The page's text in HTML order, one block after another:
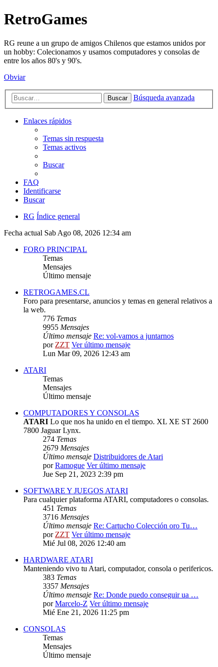
RetroGames
RG reune a un grupo de amigos Chilenos que estamos unidos por
un hobby: Colecionamos y usamos computadores y consolas de
entre los años 80's y 90's.
Obviar
Buscar Búsqueda avanzada
Enlaces rápidos
Temas sin respuesta
Temas activos
Buscar
FAQ
Identificarse
Buscar
RG Índice general
Fecha actual Sab Ago 08, 2026 12:34 am
FORO PRINCIPAL
Temas
Mensajes
Último mensaje
RETROGAMES.CL
Foro para presentarse, anuncios y temas en general relativos a
la web.
776 Temas
9955 Mensajes
Último mensaje Re: vol-vamos a juntarnos
porZZT Ver último mensaje
Lun Mar 09, 2026 12:43 am
ATARI
Temas
Mensajes
Último mensaje
COMPUTADORES Y CONSOLAS
ATARI Lo que nos ha unido en el tiempo. XL XE ST 2600
7800 Jaguar Lynx.
274 Temas
2679 Mensajes
Último mensaje Distribuidores de Atari
porRamogue Ver último mensaje
Jue Sep 21, 2023 2:39 pm
SOFTWARE Y JUEGOS ATARI
Para cualquier plataforma ATARI, computadores o consolas.
451 Temas
3716 Mensajes
Último mensaje Re: Cartucho Colección oro Tu…
porZZT Ver último mensaje
Mié Jul 08, 2026 12:40 am
HARDWARE ATARI
Manteniendo vivo tu Atari, computador, consola o perifericos.
383 Temas
3357 Mensajes
Último mensaje Re: Donde puedo conseguir ua …
porMarcelo-Z Ver último mensaje
Mié Ene 21, 2026 11:25 pm
CONSOLAS
Temas
Mensajes
Último mensaje